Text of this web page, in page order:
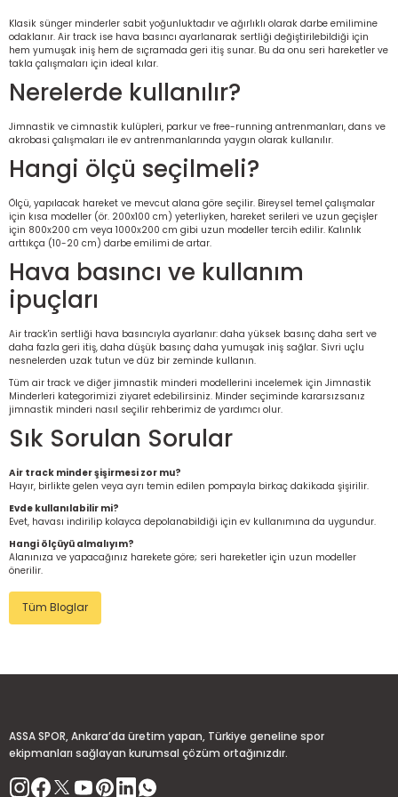
Tamamlayıcı Spor Ekipmanları |
– Organizasyonlar için
| ASSA SPOR
Klasik sünger minderler sabit yoğunluktadır ve ağırlıklı olarak darbe emilimine
odaklanır. Air track ise hava basıncı ayarlanarak sertliği değiştirilebildiği için
hem yumuşak iniş hem de sıçramada geri itiş sunar. Bu da onu seri hareketler ve
takla çalışmaları için ideal kılar.
Nerelerde kullanılır?
Jimnastik ve cimnastik kulüpleri, parkur ve free-running antrenmanları, dans ve
akrobasi çalışmaları ile ev antrenmanlarında yaygın olarak kullanılır.
Hangi ölçü seçilmeli?
Ölçü, yapılacak hareket ve mevcut alana göre seçilir. Bireysel temel çalışmalar
için kısa modeller (ör. 200x100 cm) yeterliyken, hareket serileri ve uzun geçişler
için 800x200 cm veya 1000x200 cm gibi uzun modeller tercih edilir. Kalınlık
arttıkça (10-20 cm) darbe emilimi de artar.
Hava basıncı ve kullanım
ipuçları
Air track'in sertliği hava basıncıyla ayarlanır: daha yüksek basınç daha sert ve
daha fazla geri itiş, daha düşük basınç daha yumuşak iniş sağlar. Sivri uçlu
nesnelerden uzak tutun ve düz bir zeminde kullanın.
Tüm air track ve diğer jimnastik minderi modellerini incelemek için Jimnastik
Minderleri kategorimizi ziyaret edebilirsiniz. Minder seçiminde kararsızsanız
jimnastik minderi nasıl seçilir rehberimiz de yardımcı olur.
Sık Sorulan Sorular
Air track minder şişirmesi zor mu?
Hayır, birlikte gelen veya ayrı temin edilen pompayla birkaç dakikada şişirilir.
Evde kullanılabilir mi?
Evet, havası indirilip kolayca depolanabildiği için ev kullanımına da uygundur.
Hangi ölçüyü almalıyım?
Alanınıza ve yapacağınız harekete göre; seri hareketler için uzun modeller
önerilir.
Tüm Bloglar
ASSA SPOR, Ankara’da üretim yapan, Türkiye geneline spor
ekipmanları sağlayan kurumsal çözüm ortağınızdır.